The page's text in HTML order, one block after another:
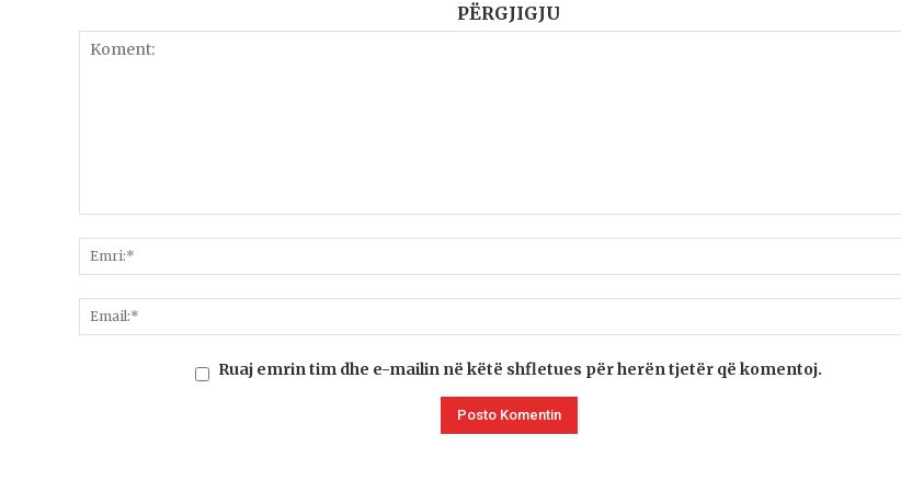
PËRGJIGJU
Ruaj emrin tim dhe e-mailin në këtë shfletues për herën tjetër që komentoj.